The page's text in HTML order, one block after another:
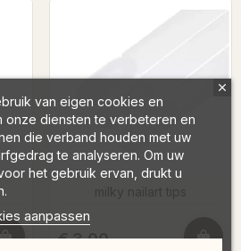
€ 3,00 HTVA
van eigen cookies en
onze diensten te verbeteren en
die verband houden met uw
te analyseren. Om uw
het gebruik ervan, drukt u
aanpassen